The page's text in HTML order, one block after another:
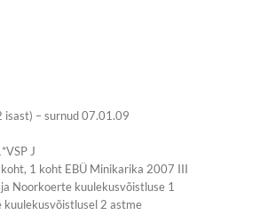
isast) – surnud 07.01.09
J
1 koht EBÜ Minikarika 2007 III
Noorkoerte kuulekusvõistluse 1
2 astme